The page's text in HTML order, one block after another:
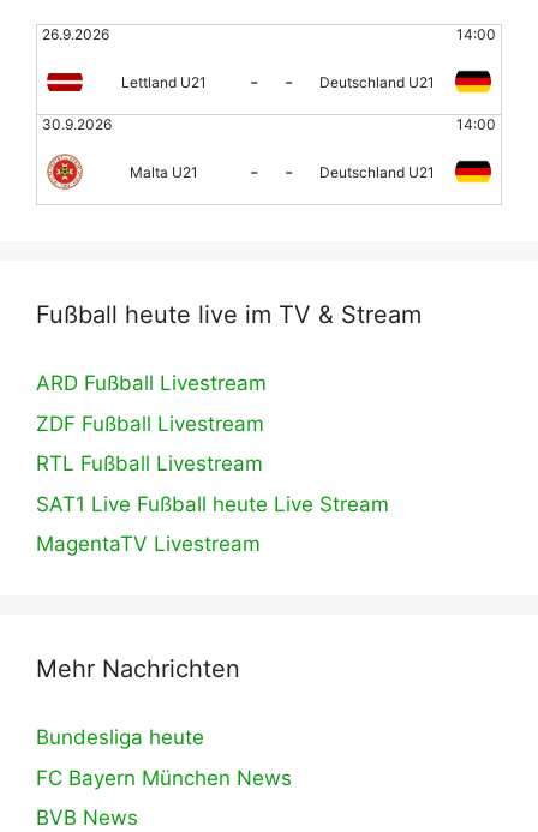
26.9.2026 14:00
Lettland U21 - - Deutschland U21
30.9.2026 14:00
Malta U21 - - Deutschland U21
Fußball heute live im TV & Stream
ARD Fußball Livestream
ZDF Fußball Livestream
RTL Fußball Livestream
SAT1 Live Fußball heute Live Stream
MagentaTV Livestream
Mehr Nachrichten
Bundesliga heute
FC Bayern München News
BVB News